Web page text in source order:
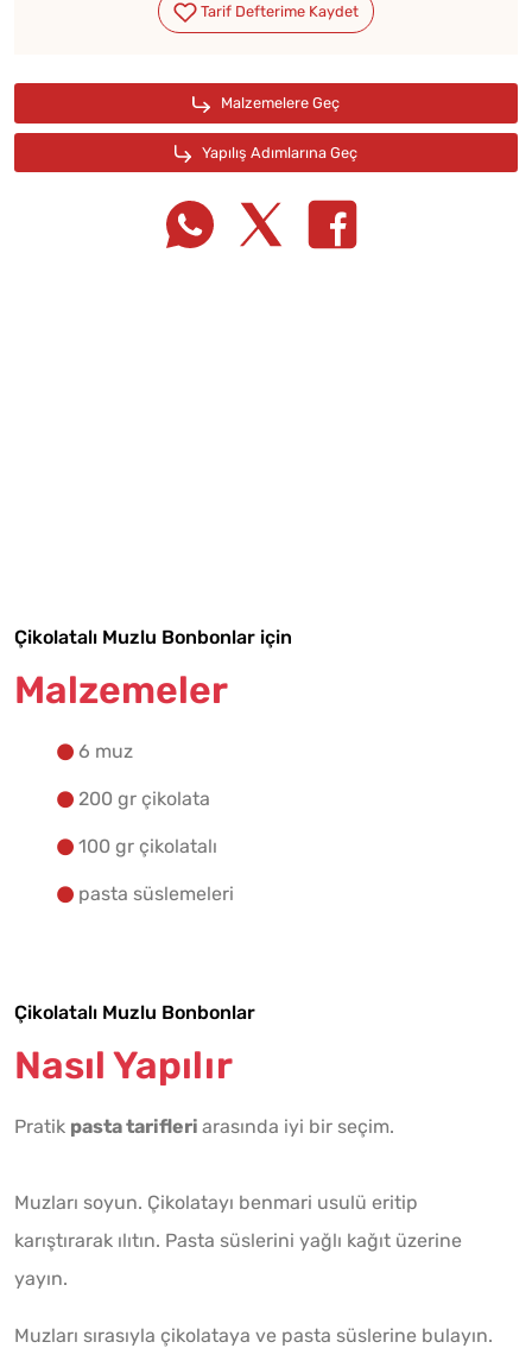
Çikolatalı Muzlu Bonbonlar için
Malzemeler
6 muz
200 gr çikolata
100 gr çikolatalı
pasta süslemeleri
Çikolatalı Muzlu Bonbonlar
Nasıl Yapılır
Pratik pasta tarifleri arasında iyi bir seçim.
Muzları soyun. Çikolatayı benmari usulü eritip
karıştırarak ılıtın. Pasta süslerini yağlı kağıt üzerine
yayın.
Muzları sırasıyla çikolataya ve pasta süslerine bulayın.